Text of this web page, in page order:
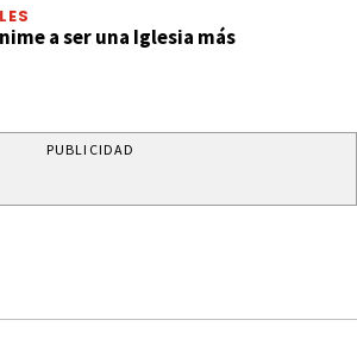
a ser una Iglesia más
PUBLICIDAD